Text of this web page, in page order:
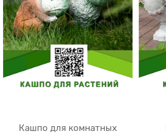
Кашпо для комнатных